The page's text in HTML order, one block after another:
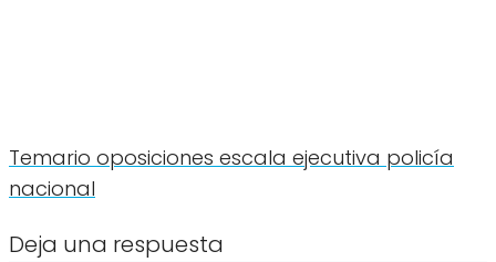
Temario oposiciones escala ejecutiva policía
nacional
Deja una respuesta